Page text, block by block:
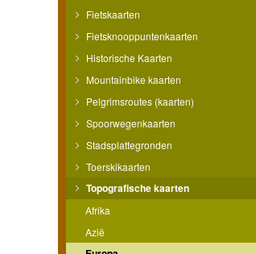
Fietskaarten
Fietsknooppuntenkaarten
Historische Kaarten
Mountainbike kaarten
Pelgrimsroutes (kaarten)
Spoorwegenkaarten
Stadsplattegronden
Toerskikaarten
Topografische kaarten
Afrika
Azië